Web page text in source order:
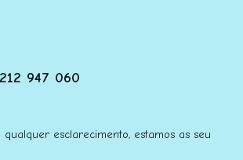
947 060
esclarecimento, estamos as seu